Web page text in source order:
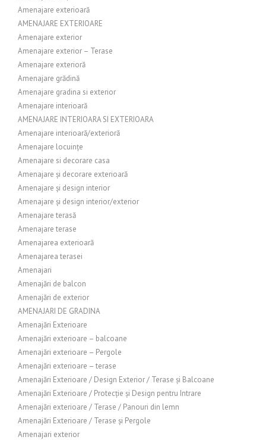
Amenajare exterioară
AMENAJARE EXTERIOARE
Amenajare exterior
Amenajare exterior – Terase
Amenajare exterioră
Amenajare grădină
Amenajare gradina si exterior
Amenajare interioară
AMENAJARE INTERIOARA SI EXTERIOARA
Amenajare interioară/exterioră
Amenajare locuințe
Amenajare si decorare casa
Amenajare și decorare exterioară
Amenajare și design interior
Amenajare și design interior/exterior
Amenajare terasă
Amenajare terase
Amenajarea exterioară
Amenajarea terasei
Amenajari
Amenajări de balcon
Amenajări de exterior
AMENAJARI DE GRADINA
Amenajări Exterioare
Amenajări exterioare – balcoane
Amenajări exterioare – Pergole
Amenajări exterioare – terase
Amenajări Exterioare / Design Exterior / Terase și Balcoane
Amenajări Exterioare / Protecție și Design pentru Intrare
Amenajări exterioare / Terase / Panouri din lemn
Amenajări Exterioare / Terase și Pergole
Amenajari exterior